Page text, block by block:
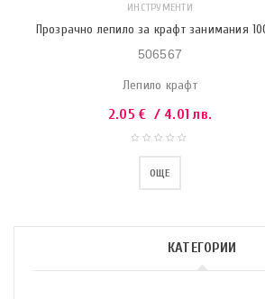
КАТЕГОРИИ
ИНСТРУМЕНТИ
Прозрачно лепило за крафт занимания
506567
Лепило крафт
2.05€ / 4.01 лв.
ОЩЕ